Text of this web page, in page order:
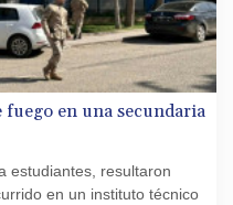
en una secundaria
estudiantes, resultaron
en un instituto técnico